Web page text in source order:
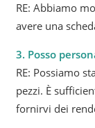
RE: Abbiamo
avere una
3. Posso
RE: Possiamo
pezzi. È
fornirvi dei